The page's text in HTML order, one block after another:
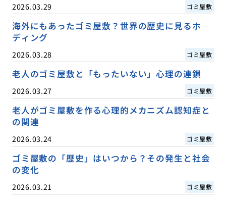
2026.03.29 ゴミ屋敷
海外にもあったゴミ屋敷？世界の歴史に見るホ―
ディング
2026.03.28 ゴミ屋敷
老人のゴミ屋敷と「もったいない」心理の連鎖
2026.03.27 ゴミ屋敷
老人がゴミ屋敷を作る心理的メカニズム認知症と
の関連
2026.03.24 ゴミ屋敷
ゴミ屋敷の「歴史」はいつから？その発生と社会
の変化
2026.03.21 ゴミ屋敷